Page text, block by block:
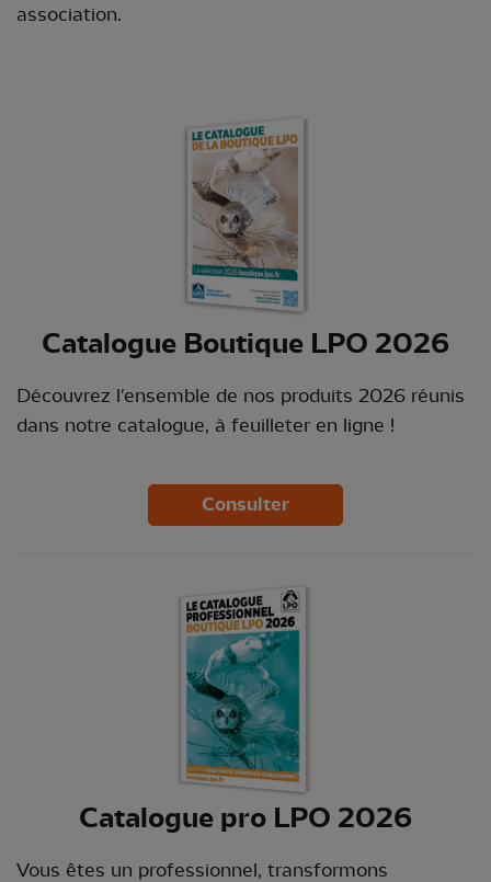
association.
Catalogue Boutique LPO 2026
Découvrez l'ensemble de nos produits 2026 réunis
dans notre catalogue, à feuilleter en ligne !
Consulter
Catalogue pro LPO 2026
Vous êtes un professionnel, transformons